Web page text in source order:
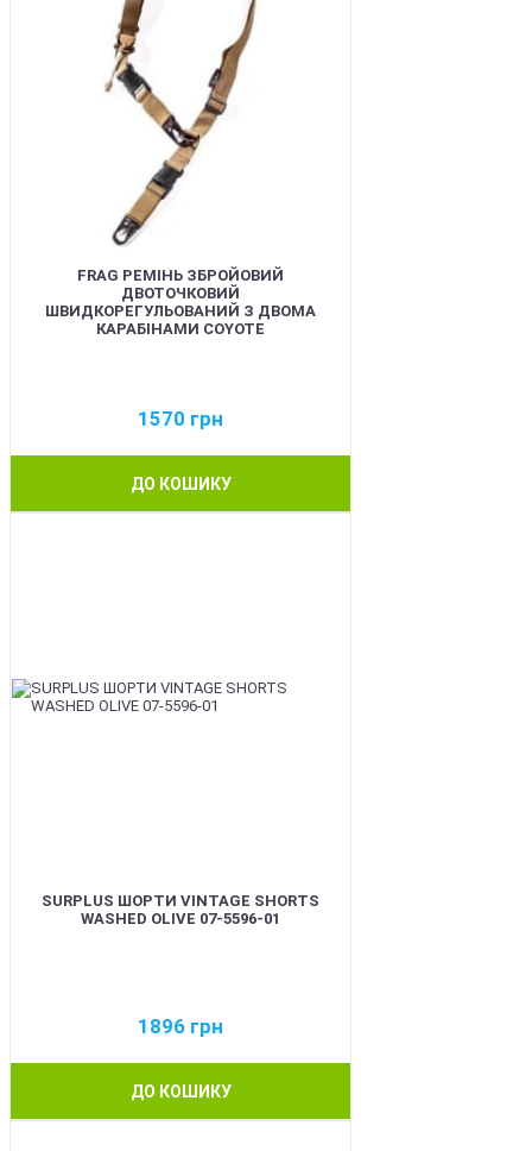
FRAG РЕМІНЬ ЗБРОЙОВИЙ
ДВОТОЧКОВИЙ
ШВИДКОРЕГУЛЬОВАНИЙ З ДВОМА
КАРАБІНАМИ COYOTE
1570 грн
ДО КОШИКУ
SURPLUS ШОРТИ VINTAGE SHORTS
WASHED OLIVE 07-5596-01
1896 грн
ДО КОШИКУ